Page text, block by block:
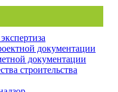
документации
документации
строительства